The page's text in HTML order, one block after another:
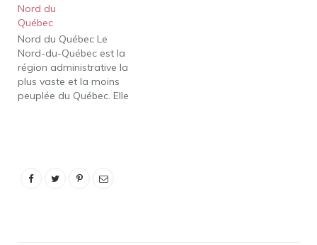
accessoires de cuisine,
mais certains d'entre eux
m'ont tellement
impressionné qu'ils sont
apparus dans mes
suggestions de cadeaux !
thé au camélia j'ai trouvé
Nord du
Québec
Nord du Québec Le
Nord-du-Québec est la
région administrative la
plus vaste et la moins
peuplée du Québec. Elle
40 000 personnes. Les